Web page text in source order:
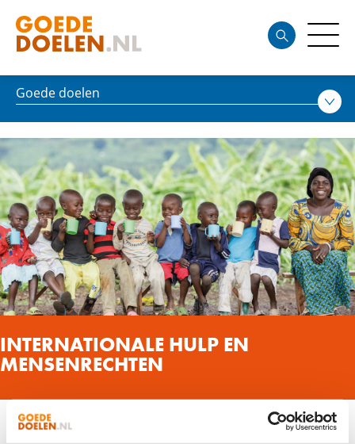
Goede doelen
INTERNATIONALE HULP EN
MENSENRECHTEN
Veel goede doelen zetten zich in voor een betere